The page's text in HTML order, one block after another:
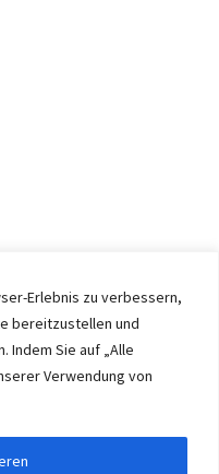
Erlebnis zu verbessern,
bereitzustellen und
Indem Sie auf „Alle
Verwendung von
member of the ERUON